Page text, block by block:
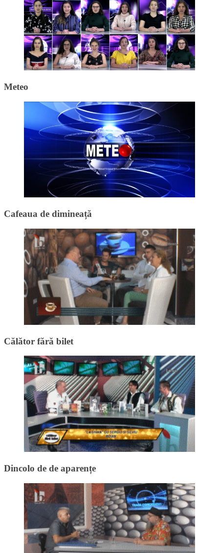
Meteo
Cafeaua de dimineață
Călător fără bilet
Dincolo de de aparențe